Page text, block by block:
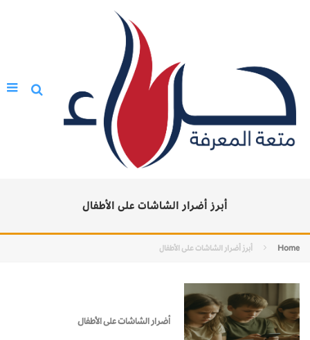
أبرز أضرار الشاشات على الأطفال
Home أبرز أضرار الشاشات على الأطفال
أضرار الشاشات على الأطفال